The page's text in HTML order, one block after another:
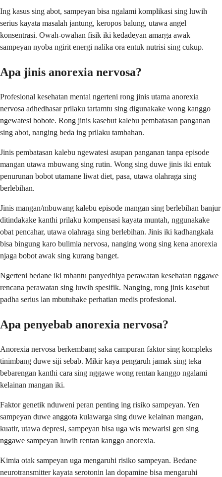
Ing kasus sing abot, sampeyan bisa ngalami komplikasi sing luwih
serius kayata masalah jantung, keropos balung, utawa angel
konsentrasi. Owah-owahan fisik iki kedadeyan amarga awak
sampeyan nyoba ngirit energi nalika ora entuk nutrisi sing cukup.
Apa jinis anorexia nervosa?
Profesional kesehatan mental ngerteni rong jinis utama anorexia
nervosa adhedhasar prilaku tartamtu sing digunakake wong kanggo
ngewatesi bobote. Rong jinis kasebut kalebu pembatasan panganan
sing abot, nanging beda ing prilaku tambahan.
Jinis pembatasan kalebu ngewatesi asupan panganan tanpa episode
mangan utawa mbuwang sing rutin. Wong sing duwe jinis iki entuk
penurunan bobot utamane liwat diet, pasa, utawa olahraga sing
berlebihan.
Jinis mangan/mbuwang kalebu episode mangan sing berlebihan banjur
ditindakake kanthi prilaku kompensasi kayata muntah, nggunakake
obat pencahar, utawa olahraga sing berlebihan. Jinis iki kadhangkala
bisa bingung karo bulimia nervosa, nanging wong sing kena anorexia
njaga bobot awak sing kurang banget.
Ngerteni bedane iki mbantu panyedhiya perawatan kesehatan nggawe
rencana perawatan sing luwih spesifik. Nanging, rong jinis kasebut
padha serius lan mbutuhake perhatian medis profesional.
Apa penyebab anorexia nervosa?
Anorexia nervosa berkembang saka campuran faktor sing kompleks
tinimbang duwe siji sebab. Mikir kaya pengaruh jamak sing teka
bebarengan kanthi cara sing nggawe wong rentan kanggo ngalami
kelainan mangan iki.
Faktor genetik nduweni peran penting ing risiko sampeyan. Yen
sampeyan duwe anggota kulawarga sing duwe kelainan mangan,
kuatir, utawa depresi, sampeyan bisa uga wis mewarisi gen sing
nggawe sampeyan luwih rentan kanggo anorexia.
Kimia otak sampeyan uga mengaruhi risiko sampeyan. Bedane
neurotransmitter kayata serotonin lan dopamine bisa mengaruhi